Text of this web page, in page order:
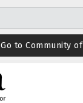
Go to Community